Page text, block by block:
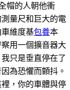
帽的人朝他衝
量尺和巨大的電
維度基包養本
用一個擴音器大
只是垂直停在了
為恐懼而顫抖。
，你的車體與停